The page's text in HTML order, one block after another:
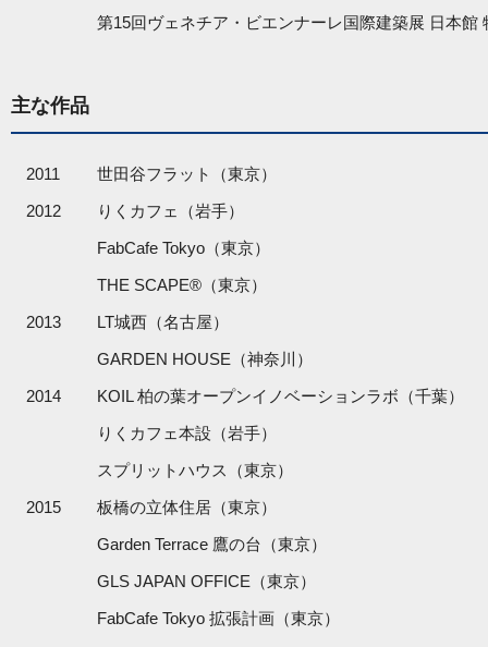
第15回ヴェネチア・ビエンナーレ国際建築展 日本館
主な作品
2011
世田谷フラット（東京）
2012
りくカフェ（岩手）
FabCafe Tokyo（東京）
THE SCAPE®（東京）
2013
LT城西（名古屋）
GARDEN HOUSE（神奈川）
2014
KOIL 柏の葉オープンイノベーションラボ（千葉）
りくカフェ本設（岩手）
スプリットハウス（東京）
2015
板橋の立体住居（東京）
Garden Terrace 鷹の台（東京）
GLS JAPAN OFFICE（東京）
FabCafe Tokyo 拡張計画（東京）